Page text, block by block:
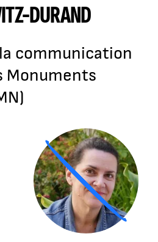
DURAND
communication
Monuments
Agrandir